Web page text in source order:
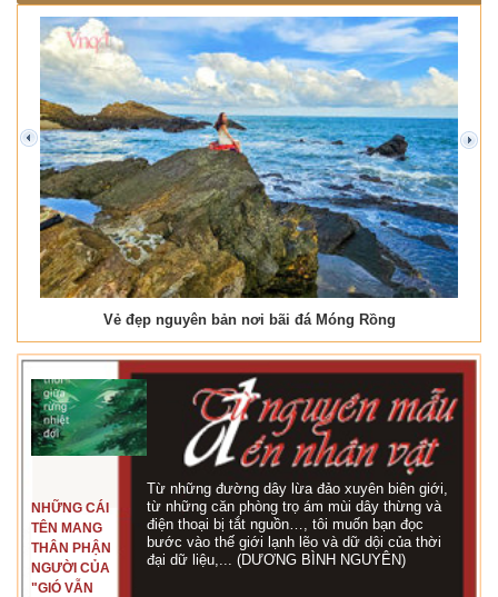
Vẻ đẹp nguyên bản nơi bãi đá Móng Rồng
prev next
NHỮNG CÁI
TÊN MANG
THÂN PHẬN
NGƯỜI CỦA
"GIÓ VẪN
Từ những đường dây lừa đảo xuyên biên giới,
từ những căn phòng trọ ám mùi dây thừng và
điện thoại bị tắt nguồn…, tôi muốn bạn đọc
bước vào thế giới lạnh lẽo và dữ dội của thời
đại dữ liệu,... (DƯƠNG BÌNH NGUYÊN)